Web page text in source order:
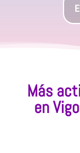
Más
en